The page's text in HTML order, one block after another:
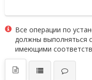
Все операции по
должны выполняться
имеющими